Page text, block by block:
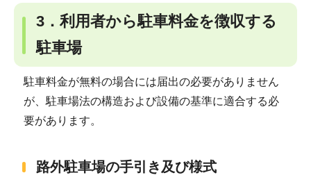
3．利用者から駐車料金を徴収する
駐車場
駐車料金が無料の場合には届出の必要がありません
が、駐車場法の構造および設備の基準に適合する必
要があります。
路外駐車場の手引き及び様式